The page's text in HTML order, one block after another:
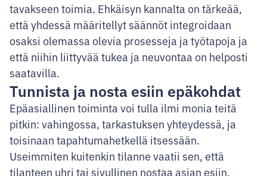
tavakseen toimia. Ehkäisyn kannalta on tärkeää,
että yhdessä määritellyt säännöt integroidaan
osaksi olemassa olevia prosesseja ja työtapoja ja
että niihin liittyvää tukea ja neuvontaa on helposti
saatavilla.
Tunnista ja nosta esiin epäkohdat
Epäasiallinen toiminta voi tulla ilmi monia teitä
pitkin: vahingossa, tarkastuksen yhteydessä, ja
toisinaan tapahtumahetkellä itsessään.
Useimmiten kuitenkin tilanne vaatii sen, että
tilanteen uhri tai sivullinen nostaa asian esiin.